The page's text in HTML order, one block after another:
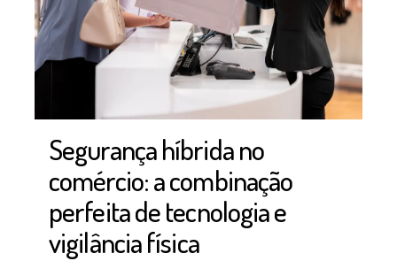
Segurança híbrida no
comércio: a combinação
perfeita de tecnologia e
vigilância física